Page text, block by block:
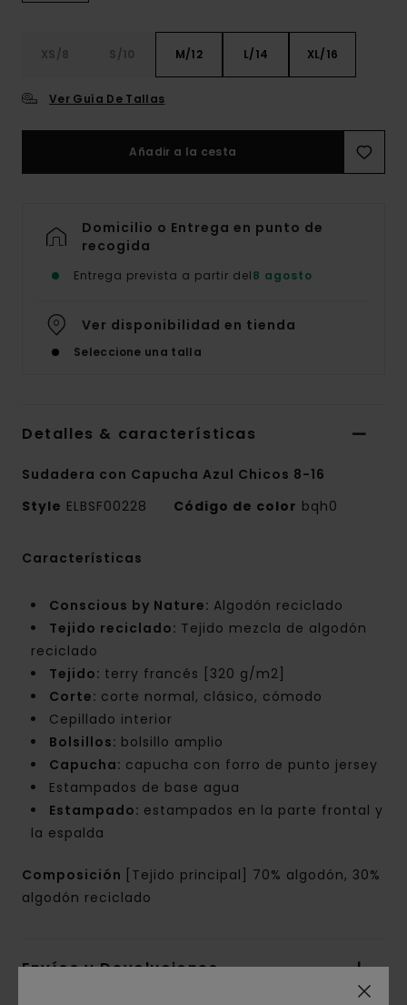
XS/8 S/10 M/12 L/14 XL/16
Ver Guía De Tallas
Añadir a la cesta
Domicilio o Entrega en punto de
recogida
Entrega prevista a partir del8 agosto
Ver disponibilidad en tienda
Seleccione una talla
Detalles & características
Sudadera con Capucha Azul Chicos 8-16
Style ELBSF00228 Código de color bqh0
Características
Conscious by Nature: Algodón reciclado
Tejido reciclado: Tejido mezcla de algodón
reciclado
Tejido: terry francés [320 g/m2]
Corte: corte normal, clásico, cómodo
Cepillado interior
Bolsillos: bolsillo amplio
Capucha: capucha con forro de punto jersey
Estampados de base agua
Estampado: estampados en la parte frontal y
la espalda
Composición
[Tejido principal] 70% algodón, 30%
algodón reciclado
Envíos y Devoluciones